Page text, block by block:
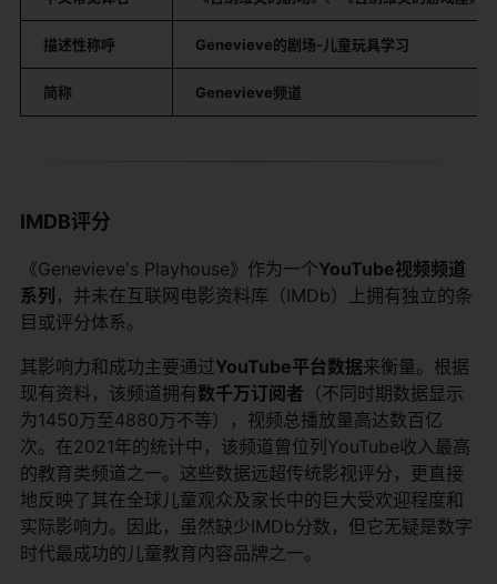
描述性称呼 Genevieve的剧场-儿童玩具学习
简称 Genevieve频道
IMDB评分
《Genevieve's Playhouse》作为一个YouTube视频频道
系列 ，并未在互联网电影资料库（IMDb）上拥有独立的条
目或评分体系。
其影响力和成功主要通过YouTube平台数据来衡量。根据
现有资料，该频道拥有数千万订阅者 （不同时期数据显示
为1450万至4880万不等），视频总播放量高达数百亿
次。在2021年的统计中，该频道曾位列YouTube收入最高
的教育类频道之一。这些数据远超传统影视评分，更直接
地反映了其在全球儿童观众及家长中的巨大受欢迎程度和
实际影响力。因此，虽然缺少IMDb分数，但它无疑是数字
时代最成功的儿童教育内容品牌之一。